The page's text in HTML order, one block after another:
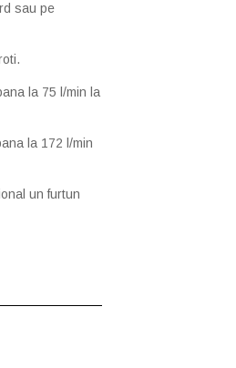
sau pe
la 75 l/min la
la 172 l/min
un furtun